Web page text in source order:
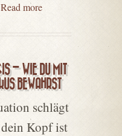
Read more
– WIE DU MIT
BEWAHRST
schlägt
Kopf ist